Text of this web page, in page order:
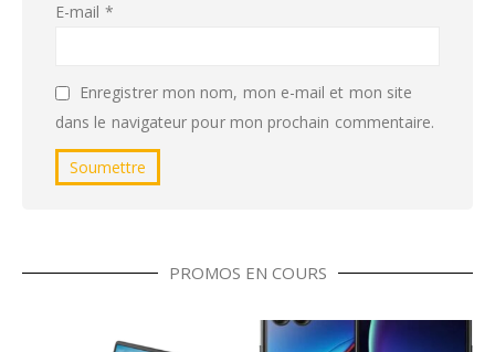
E-mail *
Enregistrer mon nom, mon e-mail et mon site
dans le navigateur pour mon prochain commentaire.
PROMOS EN COURS